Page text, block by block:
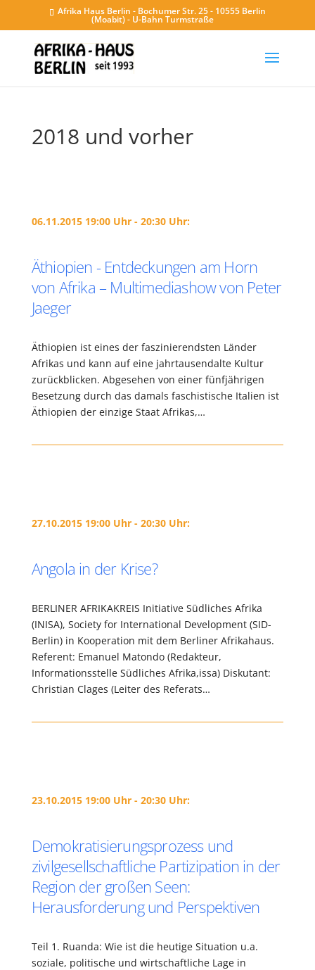
Afrika Haus Berlin - Bochumer Str. 25 - 10555 Berlin
(Moabit) - U-Bahn Turmstraße
2018 und vorher
06.11.2015 19:00 Uhr - 20:30 Uhr:
Äthiopien - Entdeckungen am Horn
von Afrika – Multimediashow von Peter
Jaeger
Äthiopien ist eines der faszinierendsten Länder
Afrikas und kann auf eine jahrtausendalte Kultur
zurückblicken. Abgesehen von einer fünfjährigen
Besetzung durch das damals faschistische Italien ist
Äthiopien der einzige Staat Afrikas,…
27.10.2015 19:00 Uhr - 20:30 Uhr:
Angola in der Krise?
BERLINER AFRIKAKREIS Initiative Südliches Afrika
(INISA), Society for International Development (SID-
Berlin) in Kooperation mit dem Berliner Afrikahaus.
Referent: Emanuel Matondo (Redakteur,
Informationsstelle Südliches Afrika,issa) Diskutant:
Christian Clages (Leiter des Referats…
23.10.2015 19:00 Uhr - 20:30 Uhr:
Demokratisierungsprozess und
zivilgesellschaftliche Partizipation in der
Region der großen Seen:
Herausforderung und Perspektiven
Teil 1. Ruanda: Wie ist die heutige Situation u.a.
soziale, politische und wirtschaftliche Lage in